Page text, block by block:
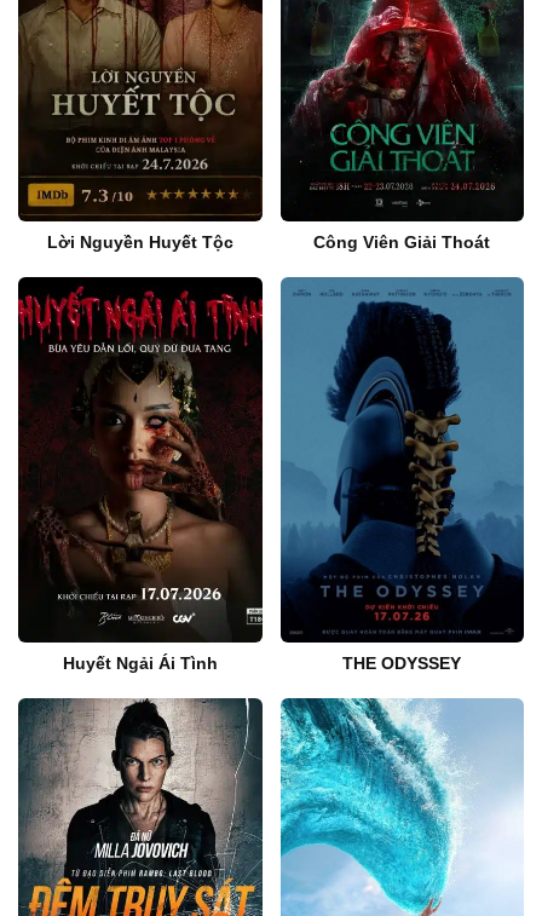
Lời Nguyền Huyết Tộc Công Viên Giải Thoát
Huyết Ngải Ái Tình THE ODYSSEY